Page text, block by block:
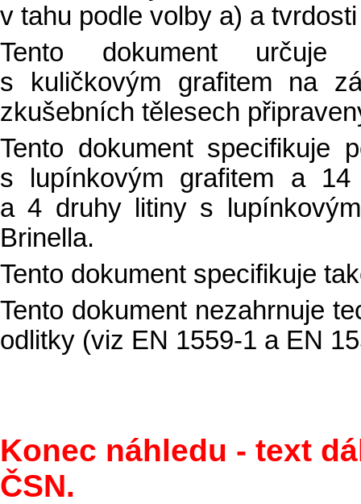
v tahu podle volby a) a
Tento dokument určuje
s kuličkovým grafitem na
zkušebních tělesech
Tento dokument specifikuje
s lupínkovým grafitem a
a 4 druhy litiny s
Brinella.
Tento dokument specifikuje
Tento dokument nezahrnuje
odlitky (viz EN 1559-1 a EN
Konec náhledu - text
ČSN.